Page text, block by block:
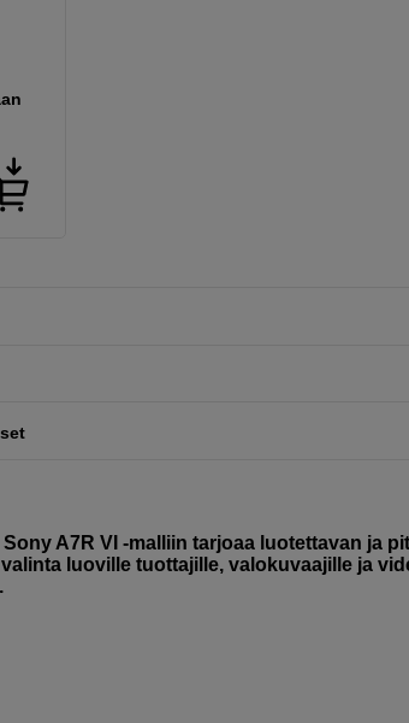
A7R VI -malliin tarjoaa luotettavan ja
luoville tuottajille, valokuvaajille ja